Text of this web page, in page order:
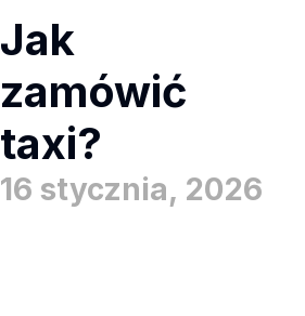
Jak
zamówić
taxi?
16 stycznia, 2026